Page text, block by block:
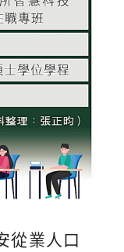
從業人口